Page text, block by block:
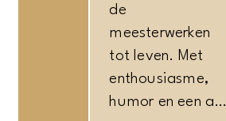
de
meesterwerken
tot leven. Met
enthousiasme,
humor en een a…